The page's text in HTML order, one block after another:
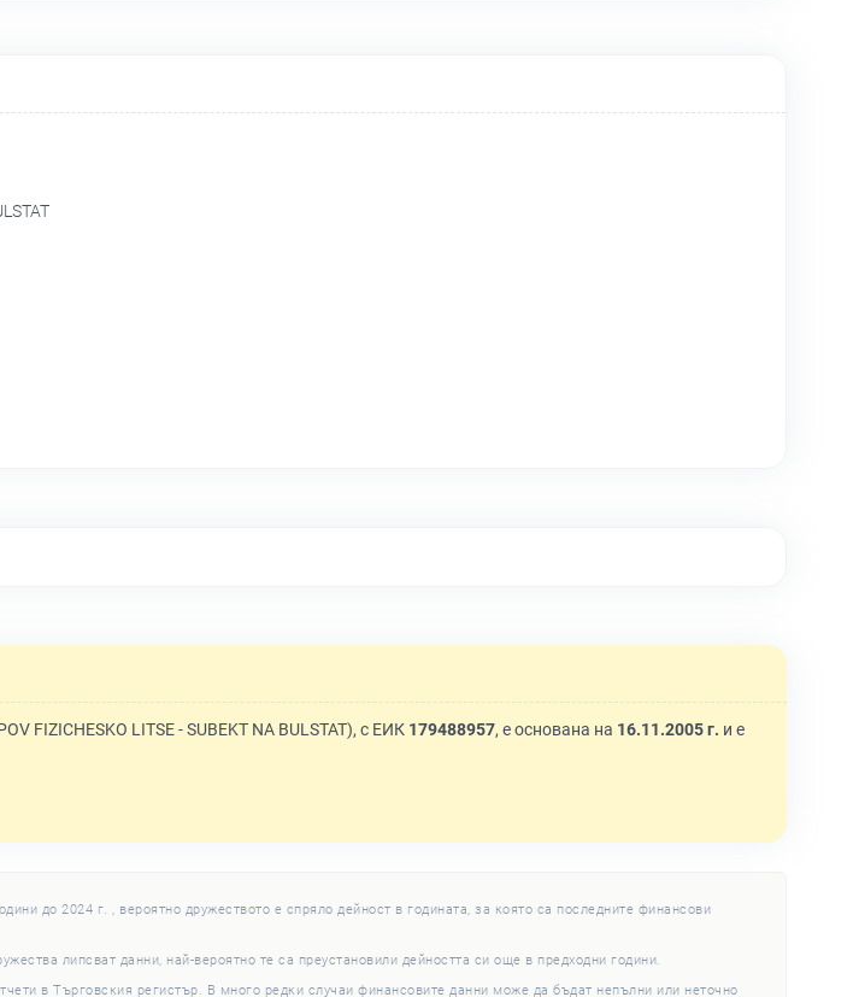
FIZICHESKO LITSE - SUBEKT NA BULSTAT), с ЕИК 179488957, е основана на 16.11.2005 г. и е
до 2024 г. , вероятно дружеството е спряло дейност в годината, за която са последните финансови
липсват данни, най-вероятно те са преустановили дейността си още в предходни години.
в Търговския регистър. В много редки случаи финансовите данни може да бъдат непълни или неточно